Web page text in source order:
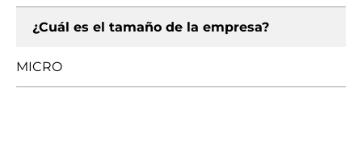
¿Cuál es el tamaño de la empresa?
MICRO